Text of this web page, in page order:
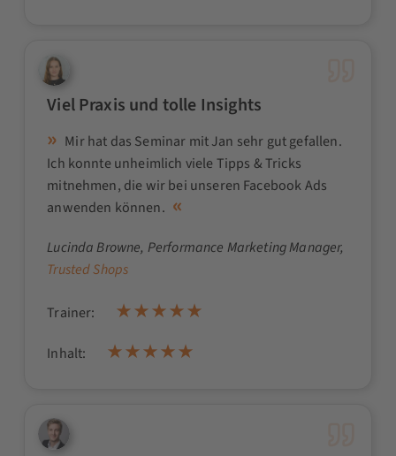
Viel Praxis und tolle Insights
Mir hat das Seminar mit Jan sehr gut gefallen.
Ich konnte unheimlich viele Tipps & Tricks
mitnehmen, die wir bei unseren Facebook Ads
anwenden können.
Lucinda Browne, Performance Marketing Manager,
Trusted Shops
Trainer:
Inhalt: